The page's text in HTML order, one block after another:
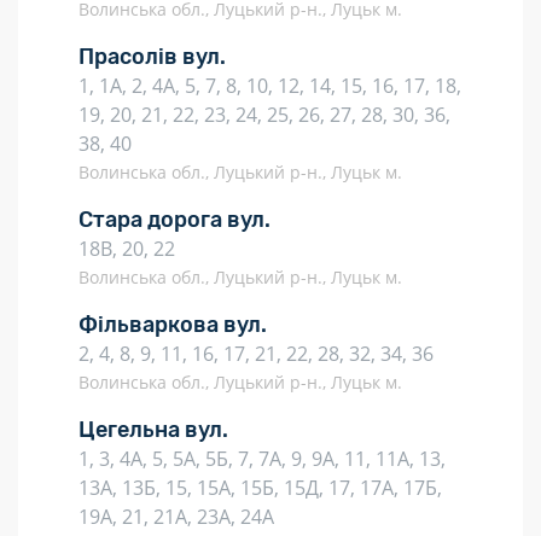
Волинська обл., Луцький р-н., Луцьк м.
Прасолів вул.
1, 1А, 2, 4А, 5, 7, 8, 10, 12, 14, 15, 16, 17, 18,
19, 20, 21, 22, 23, 24, 25, 26, 27, 28, 30, 36,
38, 40
Волинська обл., Луцький р-н., Луцьк м.
Стара дорога вул.
18В, 20, 22
Волинська обл., Луцький р-н., Луцьк м.
Фільваркова вул.
2, 4, 8, 9, 11, 16, 17, 21, 22, 28, 32, 34, 36
Волинська обл., Луцький р-н., Луцьк м.
Цегельна вул.
1, 3, 4А, 5, 5А, 5Б, 7, 7А, 9, 9А, 11, 11А, 13,
13А, 13Б, 15, 15А, 15Б, 15Д, 17, 17А, 17Б,
19А, 21, 21А, 23А, 24А